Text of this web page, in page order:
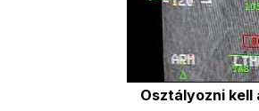
Osztályozni